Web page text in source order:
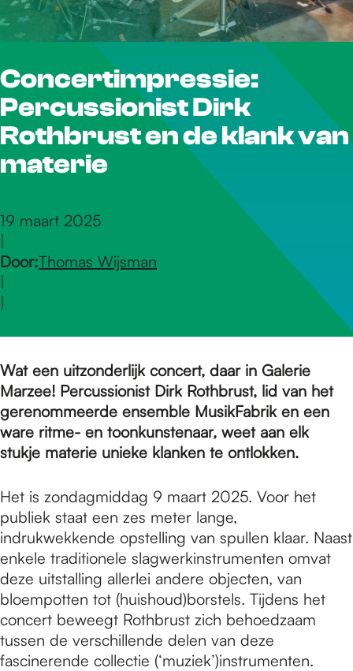
r
d
e
e
p
a
g
e
Concertimpressie:
Percussionist Dirk
Rothbrust en de klank van
materie
19 maart 2025
|
Door:Thomas Wijsman
|
|
Wat een uitzonderlijk concert, daar in Galerie
Marzee! Percussionist Dirk Rothbrust, lid van het
gerenommeerde ensemble MusikFabrik en een
ware ritme- en toonkunstenaar, weet aan elk
stukje materie unieke klanken te ontlokken.
Het is zondagmiddag 9 maart 2025. Voor het
publiek staat een zes meter lange,
indrukwekkende opstelling van spullen klaar. Naast
enkele traditionele slagwerkinstrumenten omvat
deze uitstalling allerlei andere objecten, van
bloempotten tot (huishoud)borstels. Tijdens het
concert beweegt Rothbrust zich behoedzaam
tussen de verschillende delen van deze
fascinerende collectie (‘muziek’)instrumenten.